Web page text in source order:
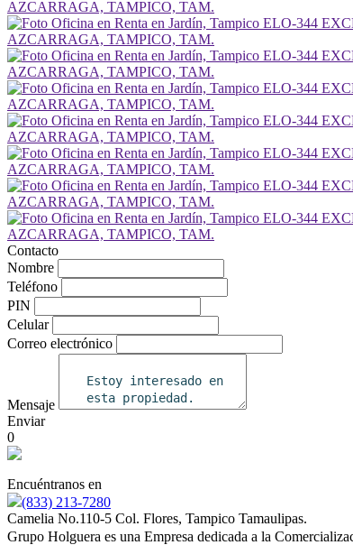
Contacto
Nombre
Teléfono
PIN
Celular
Correo electrónico
Mensaje
Enviar
0
Encuéntranos en
(833) 213-7280
Camelia No.110-5 Col. Flores, Tampico Tamaulipas.
Grupo Holguera es una Empresa dedicada a la